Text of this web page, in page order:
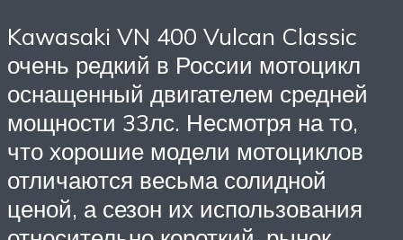
Kawasaki VN 400 Vulcan Classic
очень редкий в России мотоцикл
оснащенный двигателем средней
мощности 33лс. Несмотря на то,
что хорошие модели мотоциклов
отличаются весьма солидной
ценой, а сезон их использования